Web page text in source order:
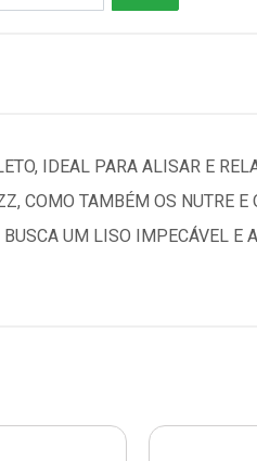
IDEAL PARA ALISAR E
COMO TAMBÉM OS NUTRE E
UM LISO IMPECÁVEL E